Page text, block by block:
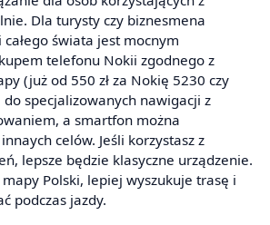
Dla turysty czy biznesmena
świata jest mocnym
telefonu Nokii zgodnego z
(już od 550 zł za Nokię 5230 czy
do specjalizowanych nawigacji z
a smartfon można
celów. Jeśli korzystasz z
lepsze będzie klasyczne urządzenie.
Polski, lepiej wyszukuje trasę i
podczas jazdy.